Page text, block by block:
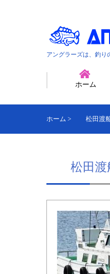
アングラーズは、釣り
ホーム
ホーム > 松田渡
松田渡